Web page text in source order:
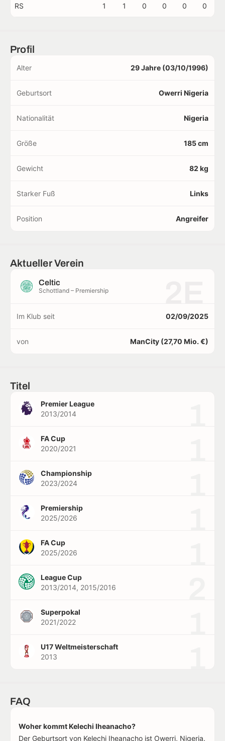
RS 1 1 0 0 0 0
Profil
Alter 29 Jahre (03/10/1996)
Geburtsort Owerri Nigeria
Nationalität Nigeria
Größe 185 cm
Gewicht 82 kg
Starker Fuß Links
Position Angreifer
Aktueller Verein
Celtic
Schottland – Premiership
Im Klub seit 02/09/2025
von ManCity (27,70 Mio. €)
Titel
Premier League
2013/2014
FA Cup
2020/2021
Championship
2023/2024
Premiership
2025/2026
FA Cup
2025/2026
League Cup
2013/2014, 2015/2016
Superpokal
2021/2022
U17 Weltmeisterschaft
2013
FAQ
Woher kommt Kelechi Iheanacho?
Der Geburtsort von Kelechi Iheanacho ist Owerri, Nigeria.